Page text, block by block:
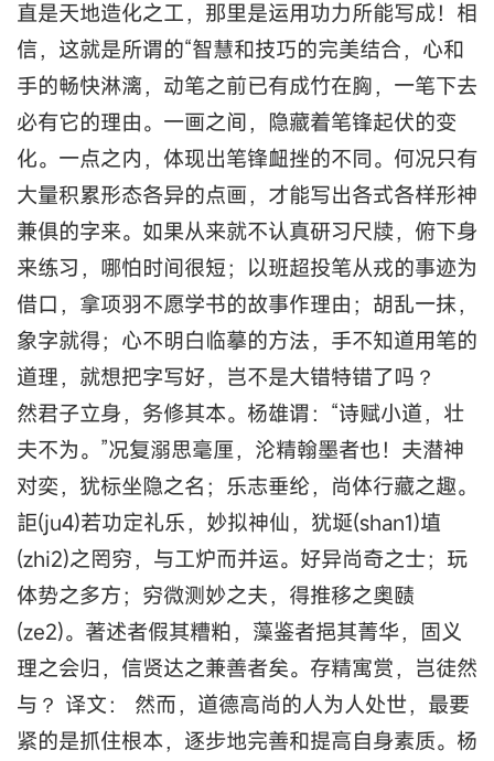
直是天地造化之工，那里是运用功力所能写成！相
信，这就是所谓的“智慧和技巧的完美结合，心和
手的畅快淋漓，动笔之前已有成竹在胸，一笔下去
必有它的理由。一画之间，隐藏着笔锋起伏的变
化。一点之内，体现出笔锋衄挫的不同。何况只有
大量积累形态各异的点画，才能写出各式各样形神
兼俱的字来。如果从来就不认真研习尺牍，俯下身
来练习，哪怕时间很短；以班超投笔从戎的事迹为
借口，拿项羽不愿学书的故事作理由；胡乱一抹，
象字就得；心不明白临摹的方法，手不知道用笔的
道理，就想把字写好，岂不是大错特错了吗？
然君子立身，务修其本。杨雄谓：“诗赋小道，壮
夫不为。”况复溺思毫厘，沦精翰墨者也！夫潜神
对奕，犹标坐隐之名；乐志垂纶，尚体行藏之趣。
詎(ju4)若功定礼乐，妙拟神仙，犹埏(shan1)埴
(zhi2)之罔穷，与工炉而并运。好异尚奇之士；玩
体势之多方；穷微测妙之夫，得推移之奥赜
(ze2)。著述者假其糟粕，藻鉴者挹其菁华，固义
理之会归，信贤达之兼善者矣。存精寓赏，岂徒然
与？ 译文： 然而，道德高尚的人为人处世，最要
紧的是抓住根本，逐步地完善和提高自身素质。杨